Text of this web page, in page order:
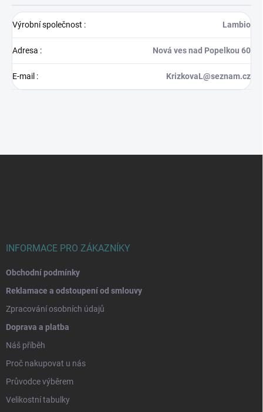
Výrobní společnost : Lambio
Adresa : Nová ves nad Popelkou 60
E-mail : KrizkovaL@seznam.cz
INFORMACE PRO ZÁKAZNÍKY
Obchodní podmínky
Reklamace a odstoupení od smlouvy
Zpracování osobních údajů
Doprava a platba
Náš příběh
Proč nakupovat u nás
Průvodce výběrem
Velikostní tabulky